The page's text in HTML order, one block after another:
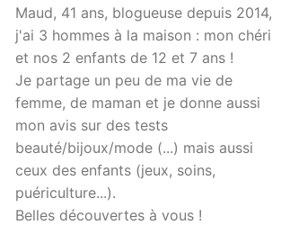
Maud, 41 ans, blogueuse depuis 2014,
j'ai 3 hommes à la maison : mon chéri
et nos 2 enfants de 12 et 7 ans !
Je partage un peu de ma vie de
femme, de maman et je donne aussi
mon avis sur des tests
beauté/bijoux/mode (...) mais aussi
ceux des enfants (jeux, soins,
puériculture...).
Belles découvertes à vous !